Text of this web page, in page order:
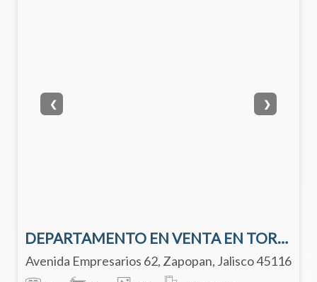
❮ ❯
DEPARTAMENTO EN VENTA EN TORRE LEGACY, ZAPOPAN, JAL.
Avenida Empresarios 62, Zapopan, Jalisco 45116